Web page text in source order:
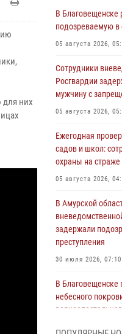
для них
В Благовещенске
подозреваемую
05 августа 2026,
Сотрудники
Росгвардии
мужчину с
05 августа 2026,
Ежегодная
садов и школ:
охраны на страже
05 августа 2026,
В Амурской
задержали
преступления
30 июля 2026, 07:10
В Благовещенске
небесного